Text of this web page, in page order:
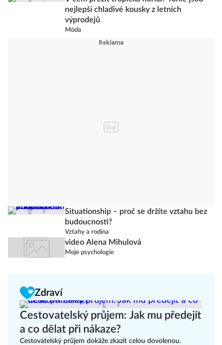
nejlepší chladivé kousky z letních
výprodejů
Móda
Situationship – proč se držíte vztahu bez
budoucnosti?
Vztahy a rodina
video Alena Mihulová
Moje psychologie
Zdraví
Cestovatelský průjem: Jak mu předejít
a co dělat při nákaze?
Cestovatelský průjem dokáže zkazit celou dovolenou.